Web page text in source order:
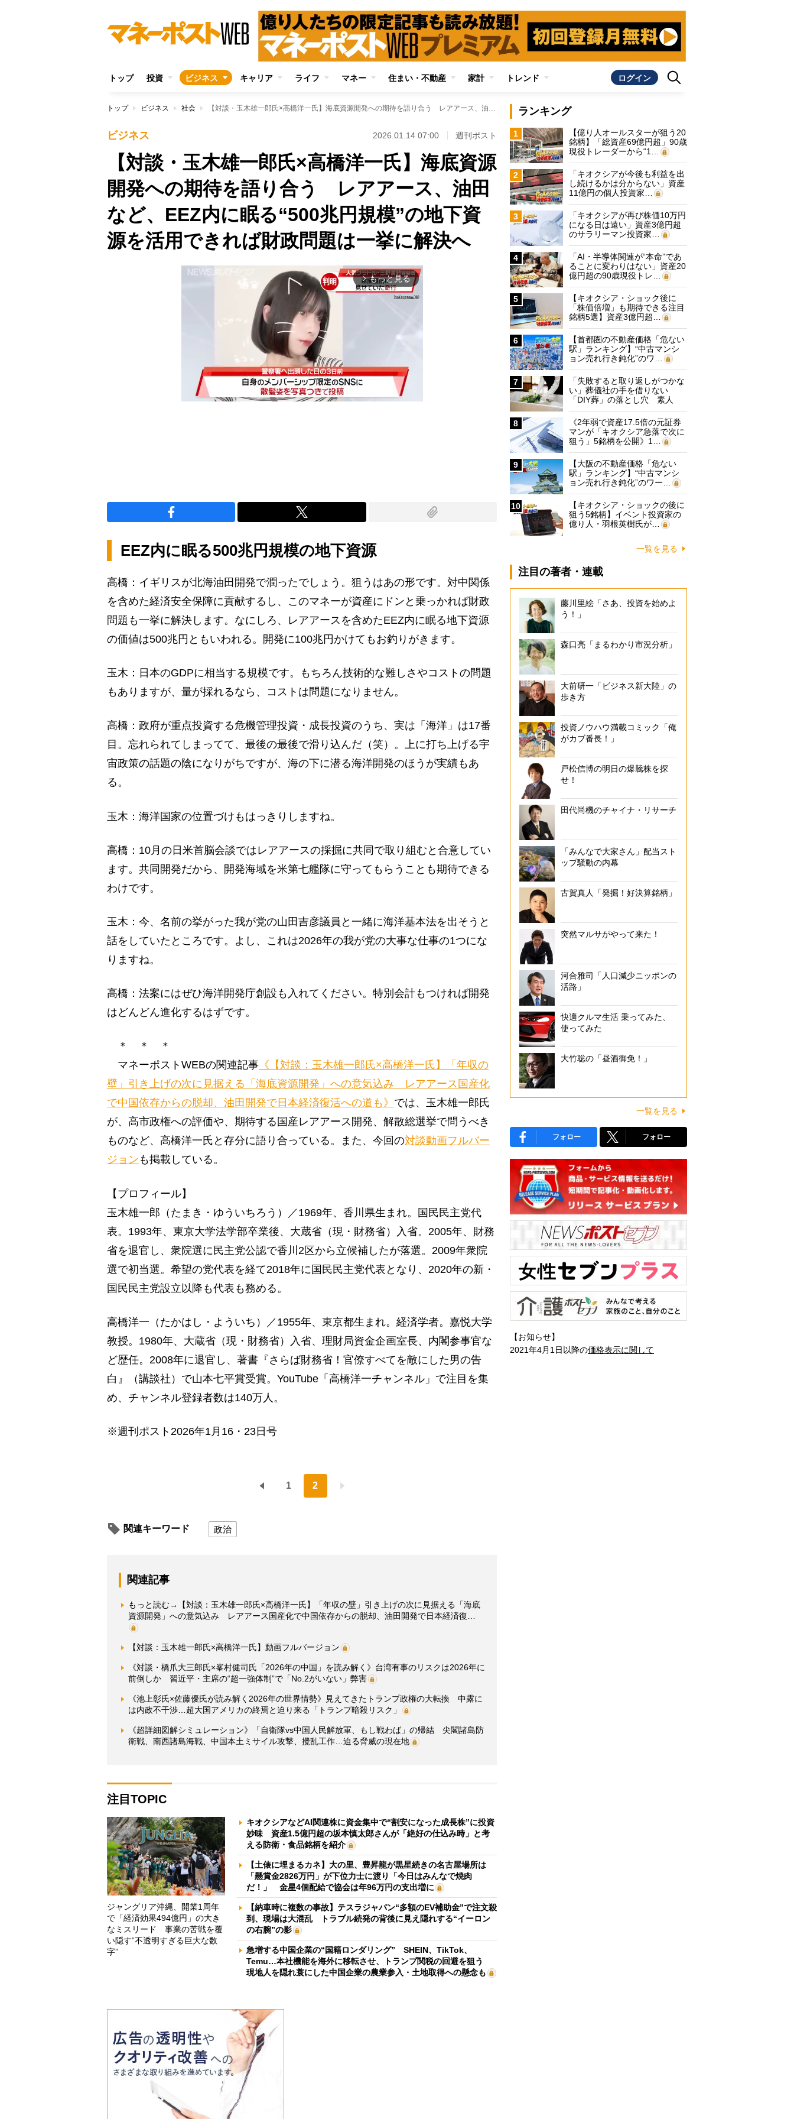
トップ 投資 ビジネス キャリア ライフ マネー 住まい・不動産 家計 トレンド ログイン
トップ ビジネス 社会 【対談・玉木雄一郎氏×高橋洋一氏】海底資源開発への期待を語り合う レアアース、油田など、EEZ内に眠る“500兆円規模”の地下資源を活用できれば財政問題は一挙に解決へ
ビジネス 2026.01.14 07:00 週刊ポスト
【対談・玉木雄一郎氏×高橋洋一氏】海底資源
開発への期待を語り合う レアアース、油田
など、EEZ内に眠る“500兆円規模”の地下資
源を活用できれば財政問題は一挙に解決へ
arrow_forward_ios もっと見る
EEZ内に眠る500兆円規模の地下資源
高橋：イギリスが北海油田開発で潤ったでしょう。狙うはあの形です。対中関係
を含めた経済安全保障に貢献するし、このマネーが資産にドンと乗っかれば財政
問題も一挙に解決します。なにしろ、レアアースを含めたEEZ内に眠る地下資源
の価値は500兆円ともいわれる。開発に100兆円かけてもお釣りがきます。
玉木：日本のGDPに相当する規模です。もちろん技術的な難しさやコストの問題
もありますが、量が採れるなら、コストは問題になりません。
高橋：政府が重点投資する危機管理投資・成長投資のうち、実は「海洋」は17番
目。忘れられてしまってて、最後の最後で滑り込んだ（笑）。上に打ち上げる宇
宙政策の話題の陰になりがちですが、海の下に潜る海洋開発のほうが実績もあ
る。
玉木：海洋国家の位置づけもはっきりしますね。
高橋：10月の日米首脳会談ではレアアースの採掘に共同で取り組むと合意してい
ます。共同開発だから、開発海域を米第七艦隊に守ってもらうことも期待できる
わけです。
玉木：今、名前の挙がった我が党の山田吉彦議員と一緒に海洋基本法を出そうと
話をしていたところです。よし、これは2026年の我が党の大事な仕事の1つにな
りますね。
高橋：法案にはぜひ海洋開発庁創設も入れてください。特別会計もつければ開発
はどんどん進化するはずです。
＊ ＊ ＊
マネーポストWEBの関連記事 《【対談：玉木雄一郎氏×高橋洋一氏】「年収の
壁」引き上げの次に見据える「海底資源開発」への意気込み レアアース国産化
で中国依存からの脱却、油田開発で日本経済復活への道も》 では、玉木雄一郎氏
が、高市政権への評価や、期待する国産レアアース開発、解散総選挙で問うべき
ものなど、高橋洋一氏と存分に語り合っている。また、今回の対談動画フルバー
ジョン も掲載している。
【プロフィール】
玉木雄一郎（たまき・ゆういちろう）／1969年、香川県生まれ。国民民主党代
表。1993年、東京大学法学部卒業後、大蔵省（現・財務省）入省。2005年、財務
省を退官し、衆院選に民主党公認で香川2区から立候補したが落選。2009年衆院
選で初当選。希望の党代表を経て2018年に国民民主党代表となり、2020年の新・
国民民主党設立以降も代表も務める。
高橋洋一（たかはし・よういち）／1955年、東京都生まれ。経済学者。嘉悦大学
教授。1980年、大蔵省（現・財務省）入省、理財局資金企画室長、内閣参事官な
ど歴任。2008年に退官し、著書『さらば財務省！官僚すべてを敵にした男の告
白』（講談社）で山本七平賞受賞。YouTube「高橋洋一チャンネル」で注目を集
め、チャンネル登録者数は140万人。
※週刊ポスト2026年1月16・23日号
1 2
関連キーワード 政治
関連記事
もっと読む→【対談：玉木雄一郎氏×高橋洋一氏】「年収の壁」引き上げの次に見据える「海底
資源開発」への意気込み レアアース国産化で中国依存からの脱却、油田開発で日本経済復…
【対談：玉木雄一郎氏×高橋洋一氏】動画フルバージョン
《対談・橋爪大三郎氏×峯村健司氏「2026年の中国」を読み解く》台湾有事のリスクは2026年に
前倒しか 習近平・主席の“超一強体制”で「No.2がいない」弊害
《池上彰氏×佐藤優氏が読み解く2026年の世界情勢》見えてきたトランプ政権の大転換 中露に
は内政不干渉…超大国アメリカの終焉と迫り来る「トランプ暗殺リスク」
《超詳細図解シミュレーション》「自衛隊vs中国人民解放軍、もし戦わば」の帰結 尖閣諸島防
衛戦、南西諸島海戦、中国本土ミサイル攻撃、攪乱工作…迫る脅威の現在地
注目TOPIC
ジャングリア沖縄、開業1周年
で「経済効果494億円」の大き
なミスリード 事業の苦戦を覆
い隠す“不透明すぎる巨大な数
字”
キオクシアなどAI関連株に資金集中で“割安になった成長株”に投資
妙味 資産1.5億円超の坂本慎太郎さんが「絶好の仕込み時」と考
える防衛・食品銘柄を紹介
【土俵に埋まるカネ】大の里、豊昇龍が黒星続きの名古屋場所は
「懸賞金2826万円」が下位力士に渡り「今日はみんなで焼肉
だ！」 金星4個配給で協会は年96万円の支出増に
【納車時に複数の事故】テスラジャパン“多額のEV補助金”で注文殺
到、現場は大混乱 トラブル続発の背後に見え隠れする“イーロン
の右腕”の影
急増する中国企業の“国籍ロンダリング” SHEIN、TikTok、
Temu…本社機能を海外に移転させ、トランプ関税の回避を狙う
現地人を隠れ蓑にした中国企業の農業参入・土地取得への懸念も
ランキング
1
【億り人オールスターが狙う20
銘柄】「総資産69億円超」90歳
現役トレーダーから“1…
2
「キオクシアが今後も利益を出
し続けるかは分からない」資産
11億円の個人投資家…
3
「キオクシアが再び株価10万円
になる日は遠い」資産3億円超
のサラリーマン投資家…
4
「AI・半導体関連が“本命”であ
ることに変わりはない」資産20
億円超の90歳現役トレ…
5
【キオクシア・ショック後に
「株価倍増」も期待できる注目
銘柄5選】資産3億円超…
6
【首都圏の不動産価格「危ない
駅」ランキング】“中古マンシ
ョン売れ行き鈍化”のワ…
7
「失敗すると取り返しがつかな
い」葬儀社の手を借りない
「DIY葬」の落とし穴 素人
に…
8
《2年弱で資産17.5倍の元証券
マンが「キオクシア急落で次に
狙う」5銘柄を公開》1…
9
【大阪の不動産価格「危ない
駅」ランキング】“中古マンシ
ョン売れ行き鈍化”のワー…
10
【キオクシア・ショックの後に
狙う5銘柄】イベント投資家の
億り人・羽根英樹氏が…
一覧を見る
注目の著者・連載
藤川里絵「さあ、投資を始めよ
う！」
森口亮「まるわかり市況分析」
大前研一「ビジネス新大陸」の
歩き方
投資ノウハウ満載コミック「俺
がカブ番長！」
戸松信博の明日の爆騰株を探
せ！
田代尚機のチャイナ・リサーチ
「みんなで大家さん」配当スト
ップ騒動の内幕
古賀真人「発掘！好決算銘柄」
突然マルサがやって来た！
河合雅司「人口減少ニッポンの
活路」
快適クルマ生活 乗ってみた、
使ってみた
大竹聡の「昼酒御免！」
一覧を見る
フォロー フォロー
【お知らせ】
2021年4月1日以降の価格表示に関して